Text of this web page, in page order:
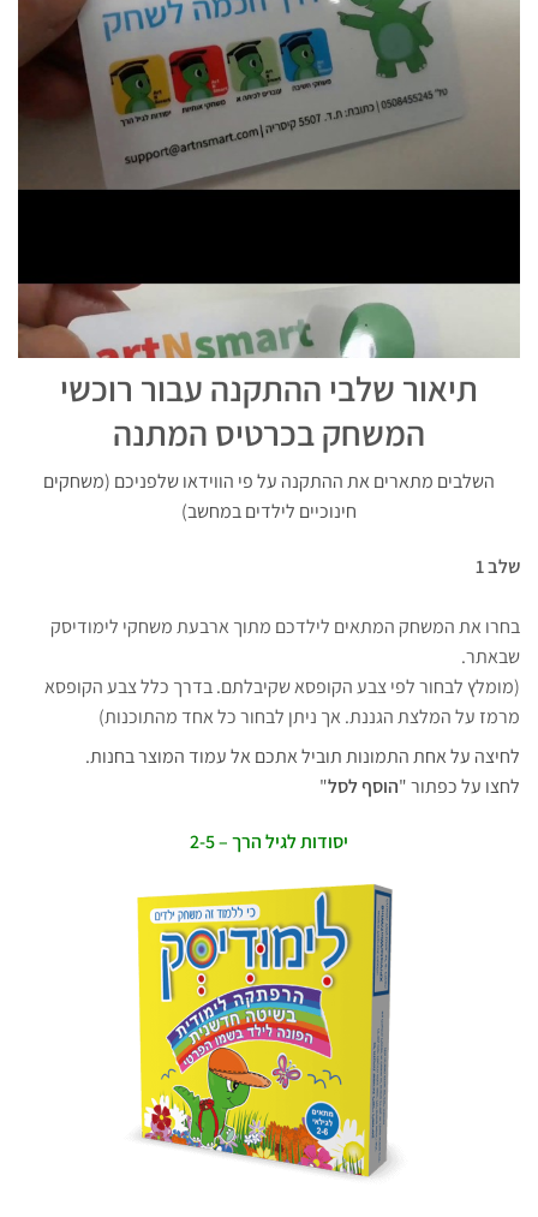
תיאור שלבי ההתקנה עבור רוכשי
המשחק בכרטיס המתנה
השלבים מתארים את ההתקנה על פי הווידאו שלפניכם (משחקים
חינוכיים לילדים במחשב)
שלב 1
בחרו את המשחק המתאים לילדכם מתוך ארבעת משחקי לימודיסק
שבאתר.
(מומלץ לבחור לפי צבע הקופסא שקיבלתם. בדרך כלל צבע הקופסא
מרמז על המלצת הגננת. אך ניתן לבחור כל אחד מהתוכנות)
לחיצה על אחת התמונות תוביל אתכם אל עמוד המוצר בחנות.
לחצו על כפתור "הוסף לסל"
יסודות לגיל הרך – 2-5